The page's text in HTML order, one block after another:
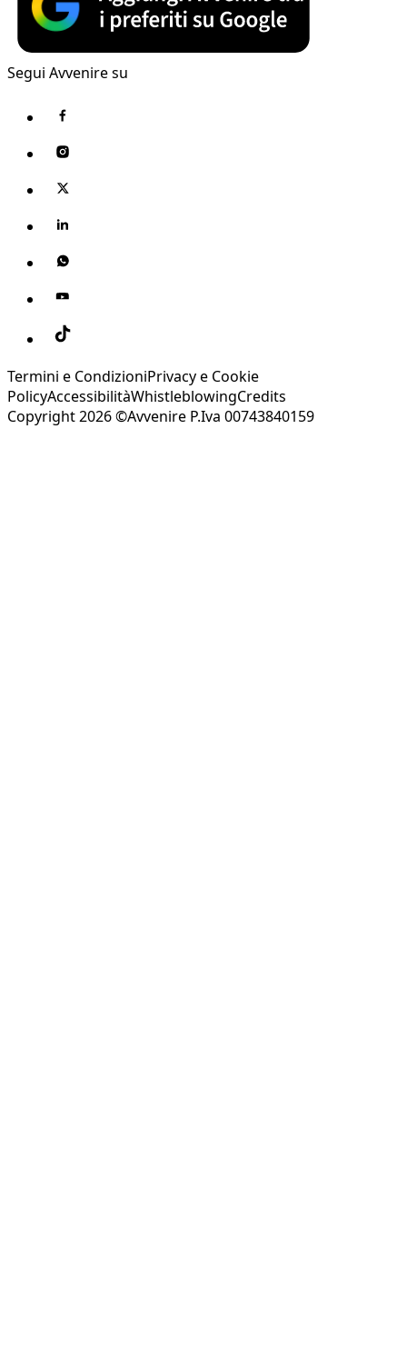
Segui Avvenire su
Termini e CondizioniPrivacy e Cookie
PolicyAccessibilitàWhistleblowingCredits
Copyright 2026 ©Avvenire P.Iva 00743840159